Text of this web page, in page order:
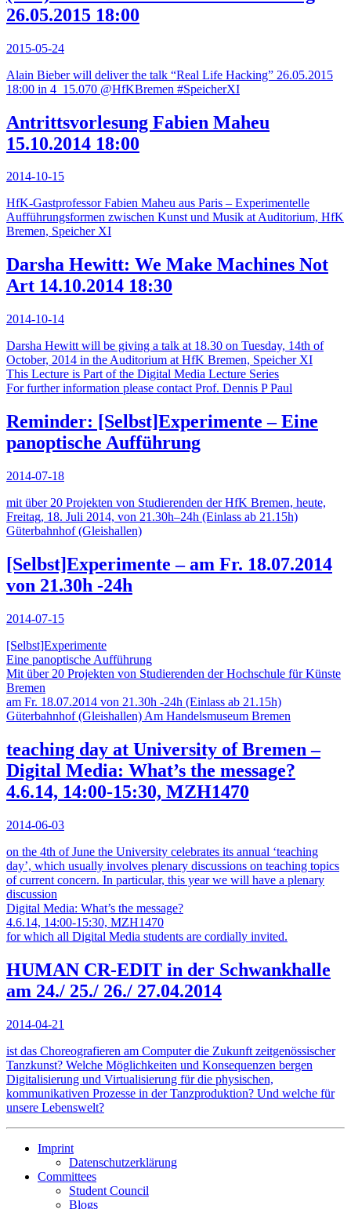
26.05.2015 18:00
2015-05-24
Alain Bieber will deliver the talk “Real Life Hacking” 26.05.2015
18:00 in 4_15.070 @HfKBremen #SpeicherXI
Antrittsvorlesung Fabien Maheu
15.10.2014 18:00
2014-10-15
HfK-Gastprofessor Fabien Maheu aus Paris – Experimentelle
Aufführungsformen zwischen Kunst und Musik at Auditorium, HfK
Bremen, Speicher XI
Darsha Hewitt: We Make Machines Not
Art 14.10.2014 18:30
2014-10-14
Darsha Hewitt will be giving a talk at 18.30 on Tuesday, 14th of
October, 2014 in the Auditorium at HfK Bremen, Speicher XI
This Lecture is Part of the Digital Media Lecture Series
For further information please contact Prof. Dennis P Paul
Reminder: [Selbst]Experimente – Eine
panoptische Aufführung
2014-07-18
mit über 20 Projekten von Studierenden der HfK Bremen, heute,
Freitag, 18. Juli 2014, von 21.30h–24h (Einlass ab 21.15h)
Güterbahnhof (Gleishallen)
[Selbst]Experimente – am Fr. 18.07.2014
von 21.30h -24h
2014-07-15
[Selbst]Experimente
Eine panoptische Aufführung
Mit über 20 Projekten von Studierenden der Hochschule für Künste
Bremen
am Fr. 18.07.2014 von 21.30h -24h (Einlass ab 21.15h)
Güterbahnhof (Gleishallen) Am Handelsmuseum Bremen
teaching day at University of Bremen –
Digital Media: What’s the message?
4.6.14, 14:00-15:30, MZH1470
2014-06-03
on the 4th of June the University celebrates its annual ‘teaching
day’, which usually involves plenary discussions on teaching topics
of current concern. In particular, this year we will have a plenary
discussion
Digital Media: What’s the message?
4.6.14, 14:00-15:30, MZH1470
for which all Digital Media students are cordially invited.
HUMAN CR-EDIT in der Schwankhalle
am 24./ 25./ 26./ 27.04.2014
2014-04-21
ist das Choreografieren am Computer die Zukunft zeitgenössischer
Tanzkunst? Welche Möglichkeiten und Konsequenzen bergen
Digitalisierung und Virtualisierung für die physischen,
kommunikativen Prozesse in der Tanzproduktion? Und welche für
unsere Lebenswelt?
Imprint
Datenschutzerklärung
Committees
Student Council
Blogs